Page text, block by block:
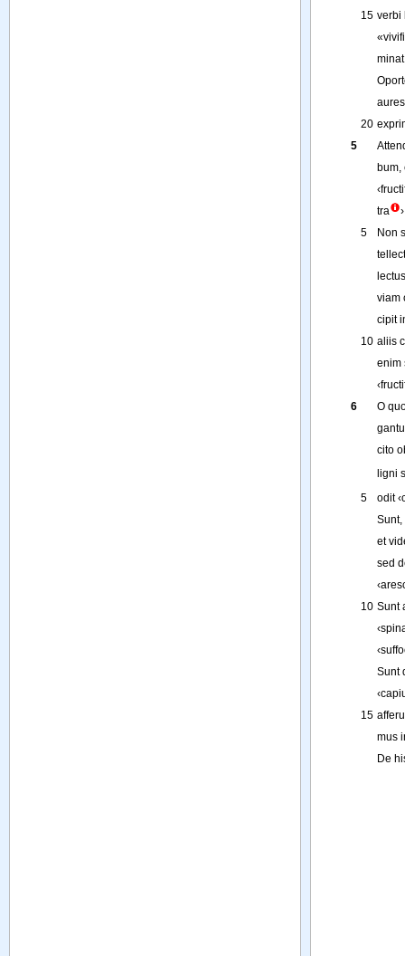
15 verbi
«
minat
aures
20
5
bum,
‹
tra
›
5
Non
lectus
viam
cipit
10 aliis
enim
‹
6
O
cito
ligni
5
odit ‹
Sunt,
et
sed
‹
10 Sunt
‹
‹
Sunt
‹
15
mus
De